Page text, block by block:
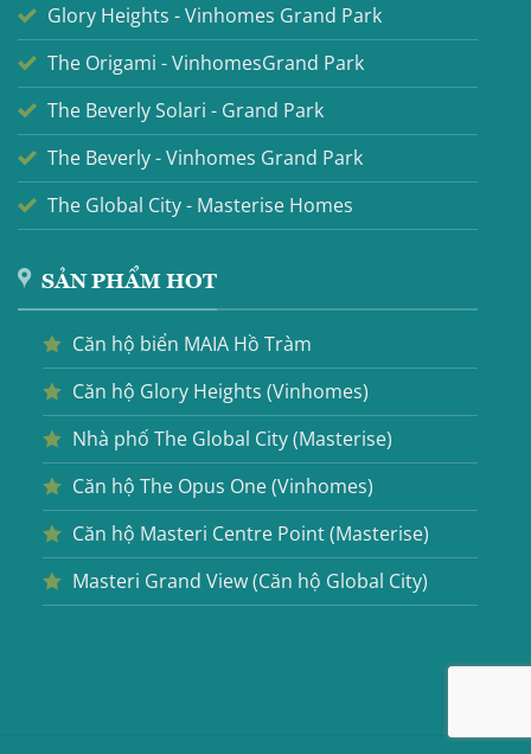
Glory Heights - Vinhomes Grand Park
The Origami - VinhomesGrand Park
The Beverly Solari - Grand Park
The Beverly - Vinhomes Grand Park
The Global City - Masterise Homes
SẢN PHẨM HOT
Căn hộ biển MAIA Hồ Tràm
Căn hộ Glory Heights (Vinhomes)
Nhà phố The Global City (Masterise)
Căn hộ The Opus One (Vinhomes)
Căn hộ Masteri Centre Point (Masterise)
Masteri Grand View (Căn hộ Global City)